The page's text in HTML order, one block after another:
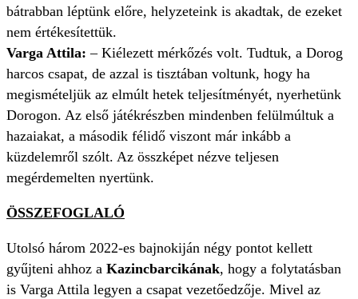
bátrabban léptünk előre, helyzeteink is akadtak, de ezeket
nem értékesítettük.
Varga Attila:– Kiélezett mérkőzés volt. Tudtuk, a Dorog
harcos csapat, de azzal is tisztában voltunk, hogy ha
megismételjük az elmúlt hetek teljesítményét, nyerhetünk
Dorogon. Az első játékrészben mindenben felülmúltuk a
hazaiakat, a második félidő viszont már inkább a
küzdelemről szólt. Az összképet nézve teljesen
megérdemelten nyertünk.
ÖSSZEFOGLALÓ
Utolsó három 2022-es bajnokiján négy pontot kellett
gyűjteni ahhoz a Kazincbarcikának, hogy a folytatásban
is Varga Attila legyen a csapat vezetőedzője. Mivel az